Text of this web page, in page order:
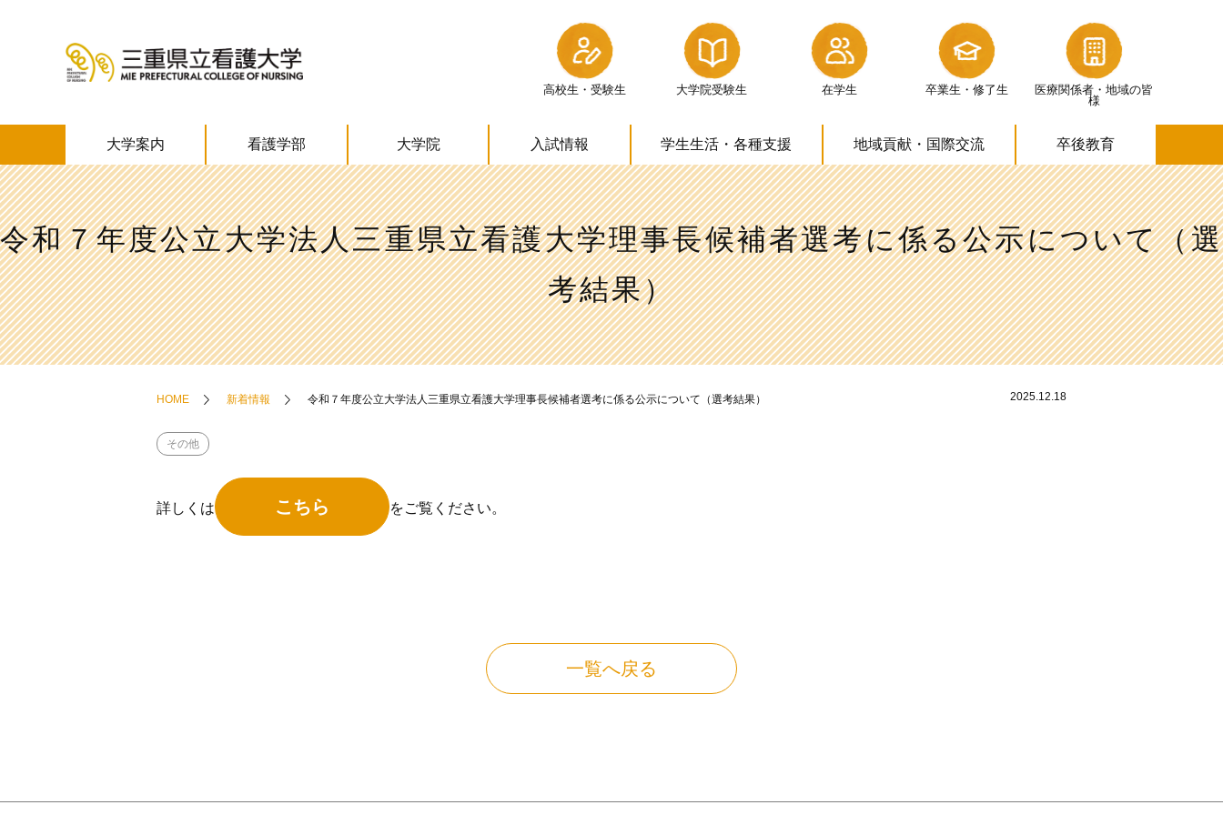
高校生・受験生 大学院受験生 在学生 卒業生・修了生 医療関係者・ 地域の皆
様
大学案内 看護学部 大学院 入試情報 学生生活・各種支援 地域貢献・ 国際交流 卒後教育
令和７年度公立大学法人三重県立看護大学理事長候補者選考に係る公示について（選
考結果）
HOME 新着情報 令和７年度公立大学法人三重県立看護大学理事長候補者選考に係る公示について（選考結果） 2025.12.18
その他
詳しくは こちら をご覧ください。
一覧へ戻る